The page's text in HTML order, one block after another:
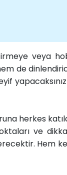
veya
de
herkes
ve